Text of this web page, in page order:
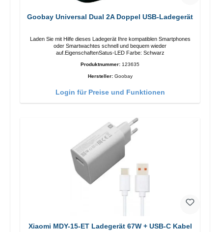
Goobay Universal Dual 2A Doppel USB-Ladegerät
Laden Sie mit Hilfe dieses Ladegerät Ihre kompatiblen Smartphones
oder Smartwachtes schnell und bequem wieder
auf.EigenschaftenSatus-LED Farbe: Schwarz
Produktnummer: 123635
Hersteller: Goobay
Login für Preise und Funktionen
Xiaomi MDY-15-ET Ladegerät 67W + USB-C Kabel